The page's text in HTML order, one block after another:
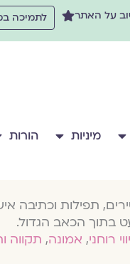
על האתר לתמיכה
מיניות הורות
תפילות וכתיבה
בתוך הכאב הגדול.
רוחני, אמונה, תקווה